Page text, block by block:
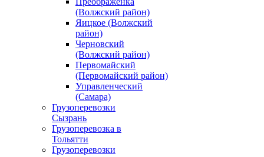
(Волжский район)
Яицкое (Волжский
район)
Черновский
(Волжский район)
Первомайский
(Первомайский район)
Управленческий
(Самара)
Грузоперевозки
Сызрань
Грузоперевозка в
Тольятти
Грузоперевозки